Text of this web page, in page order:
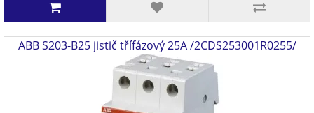
ABB S203-B25 jistič třífázový 25A /2CDS253001R0255/